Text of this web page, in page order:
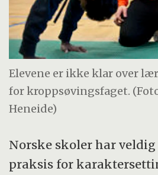
Elevene er ikke klar over
for kroppsøvingsfaget.
Heneide)
Norske skoler har
praksis for